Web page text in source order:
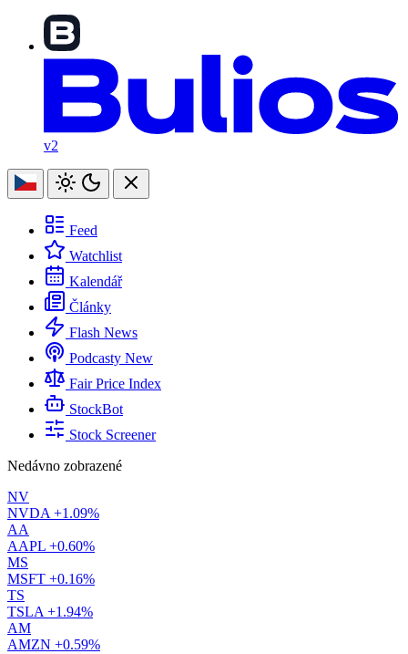
v2
Feed
Watchlist
Kalendář
Články
Flash News
Podcasty New
Fair Price Index
StockBot
Stock Screener
Nedávno zobrazené
NV
NVDA +1.09%
AA
AAPL +0.60%
MS
MSFT +0.16%
TS
TSLA +1.94%
AM
AMZN +0.59%